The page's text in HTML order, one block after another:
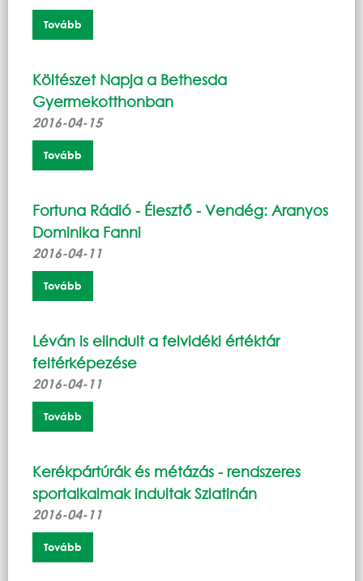
Tovább
Költészet Napja a Bethesda
Gyermekotthonban
2016-04-15
Tovább
Fortuna Rádió - Élesztő - Vendég: Aranyos
Dominika Fanni
2016-04-11
Tovább
Léván is elindult a felvidéki értéktár
feltérképezése
2016-04-11
Tovább
Kerékpártúrák és métázás - rendszeres
sportalkalmak indultak Szlatinán
2016-04-11
Tovább